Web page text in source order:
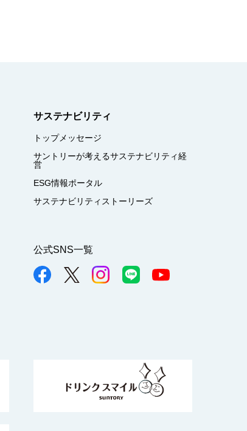
サステナビリティ
トップメッセージ
サントリーが考えるサステナビリティ経
営
ESG情報ポータル
サステナビリティストーリーズ
公式SNS一覧